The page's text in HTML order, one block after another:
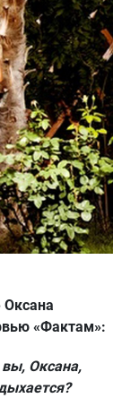
«Фактам»:
вы, Оксана,